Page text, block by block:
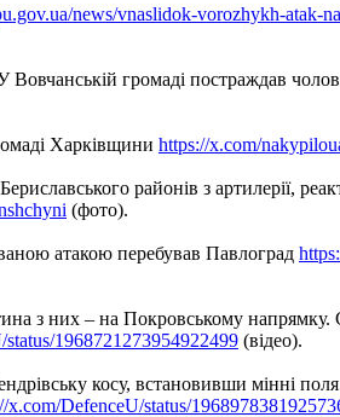
news/vnaslidok-vorozhykh-atak-
Вовчанській громаді постраждав
Харківщини https://x.com/
районів з артилерії,
(фото).
атакою перебував Павлоград
з них – на Покровському
1968721273954922499 (відео).
косу, встановивши мінні
x.com/DefenceU/status/